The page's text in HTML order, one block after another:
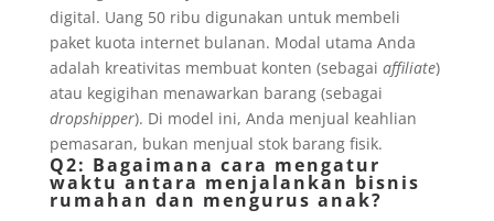
digital. Uang 50 ribu digunakan untuk membeli
paket kuota internet bulanan. Modal utama Anda
adalah kreativitas membuat konten (sebagai affiliate)
atau kegigihan menawarkan barang (sebagai
dropshipper). Di model ini, Anda menjual keahlian
pemasaran, bukan menjual stok barang fisik.
Q2: Bagaimana cara mengatur
waktu antara menjalankan bisnis
rumahan dan mengurus anak?